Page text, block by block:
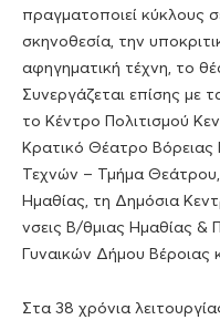
πραγματοποιεί κύκλους
σκηνοθεσία, την
αφηγηματική τέχνη, το
Συνεργάζεται επίσης με
το Κέντρο Πολιτισμού
Κρατικό Θέατρο
Τεχνών – Τμήμα
Ημαθίας, τη Δημόσια
νσεις Β/θμιας Ημαθίας &
Γυναικών Δήμου Βέροιας
Στα 38 χρόνια